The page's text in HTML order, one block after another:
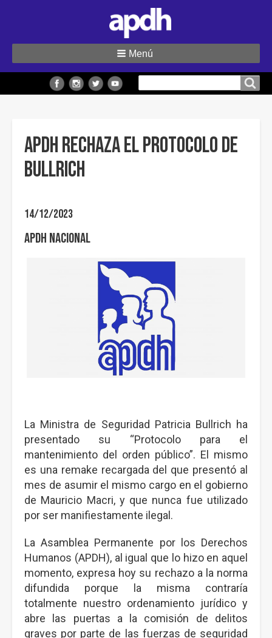
sitio
Menú
APDH RECHAZA EL PROTOCOLO DE
BULLRICH
14/12/2023
APDH Nacional
La Ministra de Seguridad Patricia Bullrich ha
presentado su “Protocolo para el
mantenimiento del orden público”. El mismo
es una remake recargada del que presentó al
mes de asumir el mismo cargo en el gobierno
de Mauricio Macri, y que nunca fue utilizado
por ser manifiestamente ilegal.
La Asamblea Permanente por los Derechos
Humanos (APDH), al igual que lo hizo en aquel
momento, expresa hoy su rechazo a la norma
difundida porque la misma contraría
totalmente nuestro ordenamiento jurídico y
abre las puertas a la comisión de delitos
graves por parte de las fuerzas de seguridad